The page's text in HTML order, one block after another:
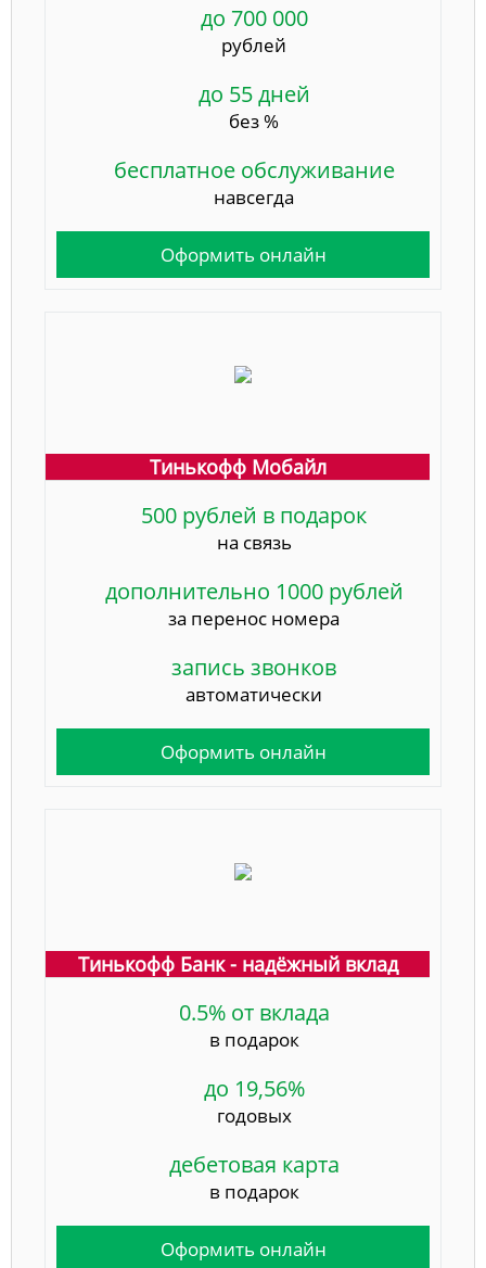
до 700 000
рублей
до 55 дней
без %
бесплатное обслуживание
навсегда
Оформить онлайн
Тинькофф Мобайл
500 рублей в подарок
на связь
дополнительно 1000 рублей
за перенос номера
запись звонков
автоматически
Оформить онлайн
Тинькофф Банк - надёжный вклад
0.5% от вклада
в подарок
до 19,56%
годовых
дебетовая карта
в подарок
Оформить онлайн